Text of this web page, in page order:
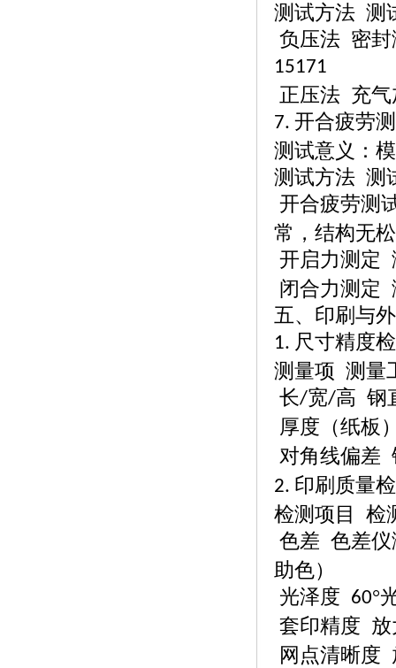
测试方法 测
负压法 密
15171
正压法 充
7. 开合疲劳
测试意义：
测试方法 测
开合疲劳测
常，结构无
开启力测定
闭合力测定
五、印刷与
1. 尺寸精度
测量项 测量
长/宽/高 钢
厚度（纸板
对角线偏差
2. 印刷质量
检测项目
检
色差 色差
助色）
光泽度
60°
套印精度
网点清晰度